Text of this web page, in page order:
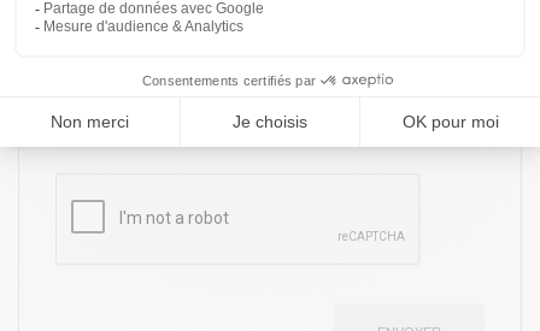
Sud Motors - Gestion des données personnelles - 15 Lotissement Industriel
Collery 97300 Cayenne (indiquez vos nom, prénom, adresse, numéro de
J’accepte les mentions légales